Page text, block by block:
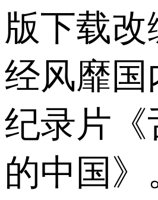
版下载改
经风靡国
纪录片《
的中国》